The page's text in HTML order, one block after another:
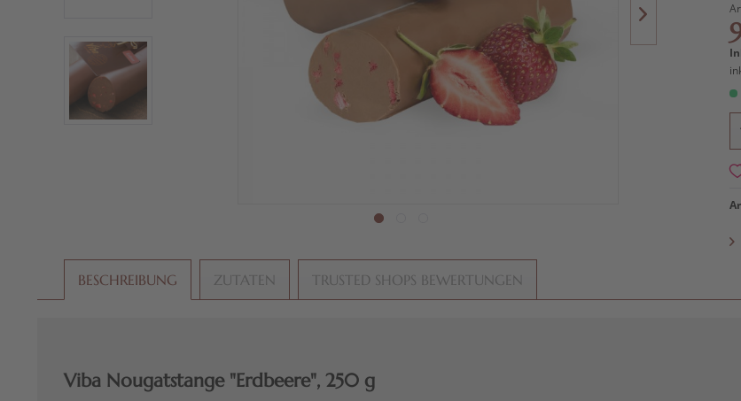
BESCHREIBUNG ZUTATEN TRUSTED SHOPS BEWERTUNGEN
Viba Nougatstange "Erdbeere", 250 g